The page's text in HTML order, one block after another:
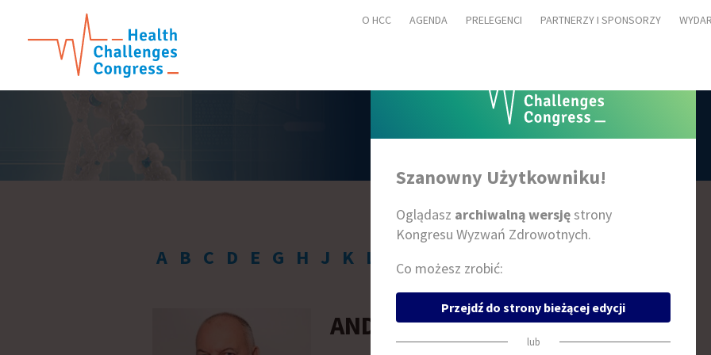
O HCC AGENDA PRELEGENCI PARTNERZY I SPONSORZY
PRELEGENCI
A B C D E G H J K L N P
ANDRZEJ JACYNA
Szanowny Użytkowniku!
Oglądasz archiwalną wersjęstrony
Kongresu Wyzwań Zdrowotnych.
Co możesz zrobić:
Przejdź do strony bieżącej edycji
lub